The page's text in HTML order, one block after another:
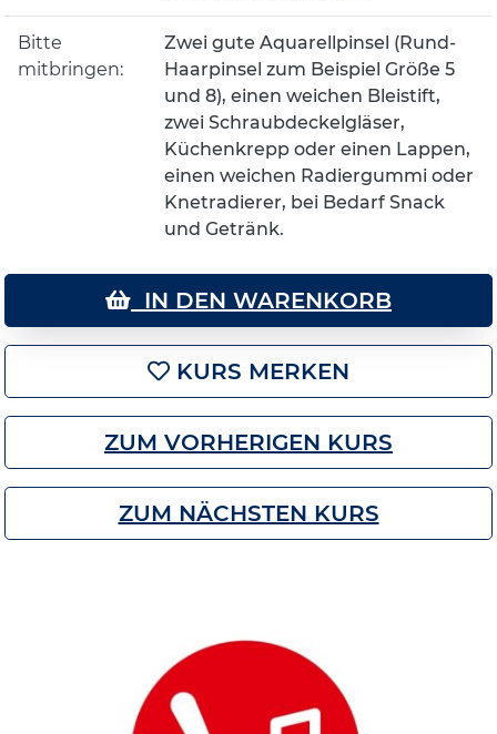
Bitte
mitbringen:
Zwei gute Aquarellpinsel (Rund-
Haarpinsel zum Beispiel Größe 5
und 8), einen weichen Bleistift,
zwei Schraubdeckelgläser,
Küchenkrepp oder einen Lappen,
einen weichen Radiergummi oder
Knetradierer, bei Bedarf Snack
und Getränk.
IN DEN WARENKORB
KURS MERKEN
ZUM VORHERIGEN KURS
ZUM NÄCHSTEN KURS